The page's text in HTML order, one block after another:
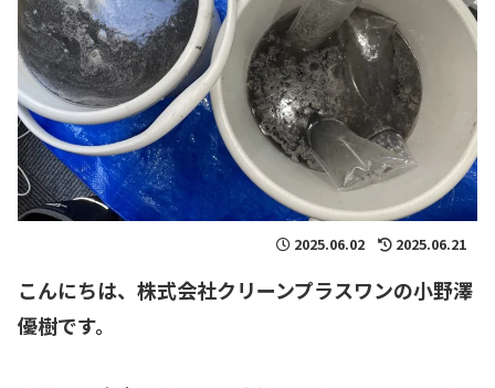
2025.06.02 2025.06.21
こんにちは、 株式会社クリーンプラスワンの小野澤
優樹です。